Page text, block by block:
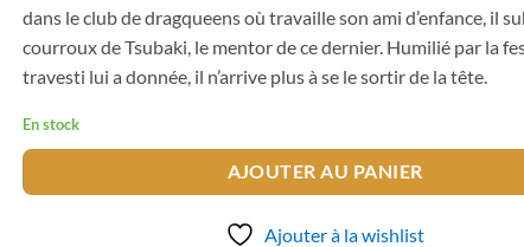
dans le club de dragqueens où travaille son ami d’enfance, il
courroux de Tsubaki, le mentor de ce dernier. Humilié par la
travesti lui a donnée, il n’arrive plus à se le sortir de la tête.
En stock
AJOUTER AU PANIER
Ajouter à la wishlist